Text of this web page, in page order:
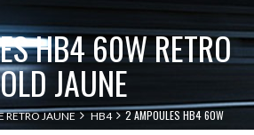
HB4 60W RETRO
JAUNE
RETRO JAUNE HB4
2 AMPOULES HB4 60W